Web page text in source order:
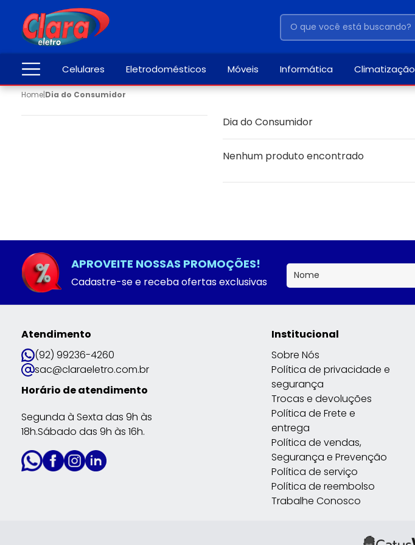
Celulares Eletrodomésticos Móveis Informática Climatização
Home|Dia do Consumidor
Dia do Consumidor
Nenhum produto encontrado
APROVEITE NOSSAS PROMOÇÕES!
Cadastre-se e receba ofertas exclusivas
Atendimento
(92) 99236-4260
sac@claraeletro.com.br
Horário de atendimento
Segunda à Sexta das 9h às
18h.Sábado das 9h às 16h.
Institucional
Sobre Nós
Política de privacidade e
segurança
Trocas e devoluções
Política de Frete e
entrega
Política de vendas,
Segurança e Prevenção
Política de serviço
Política de reembolso
Trabalhe Conosco